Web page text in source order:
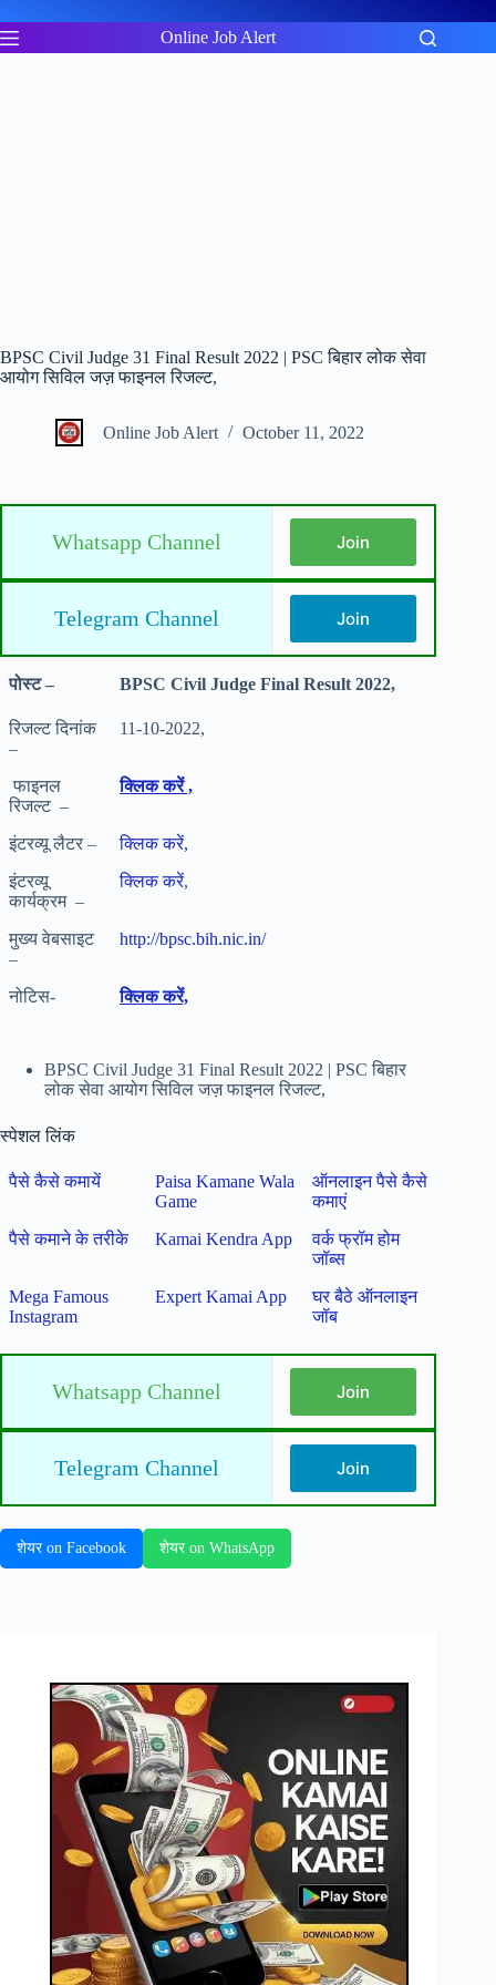
to
content
Online Job Alert
BPSC Civil Judge 31 Final Result 2022 | PSC बिहार लोक सेवा
आयोग सिविल जज़ फाइनल रिजल्ट,
Online Job Alert October 11, 2022
Whatsapp Channel Join
Telegram Channel Join
पोस्ट – BPSC Civil Judge Final Result 2022,
रिजल्ट दिनांक
–
11-10-2022,
फाइनल
रिजल्ट –
क्लिक करें ,
इंटरव्यू लैटर –
क्लिक करें,
इंटरव्यू
कार्यक्रम –
क्लिक करें,
मुख्य वेबसाइट
–
http://bpsc.bih.nic.in/
नोटिस- क्लिक करें,
BPSC Civil Judge 31 Final Result 2022 | PSC बिहार
लोक सेवा आयोग सिविल जज़ फाइनल रिजल्ट,
स्पेशल लिंक
पैसे कैसे कमायें
Paisa Kamane Wala
Game
ऑनलाइन पैसे कैसे
कमाएं
पैसे कमाने के तरीके
Kamai Kendra App
वर्क फ्रॉम होम
जॉब्स
Mega Famous
Instagram
Expert Kamai App
घर बैठे ऑनलाइन
जॉब
Whatsapp Channel Join
Telegram Channel Join
शेयर on Facebook शेयर on WhatsApp